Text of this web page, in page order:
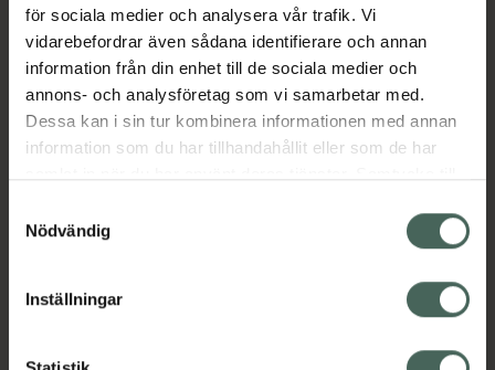
för sociala medier och analysera vår trafik. Vi
vidarebefordrar även sådana identifierare och annan
information från din enhet till de sociala medier och
annons- och analysföretag som vi samarbetar med.
Dessa kan i sin tur kombinera informationen med annan
information som du har tillhandahållit eller som de har
återkalla ditt samtycke via webbplatsens
cookieinställningar. Ett återkallat samtycke påverkar inte
lagligheten av behandling som skett innan återkallelsen.
Nödvändig
Inställningar
Läs alltid bipacksedeln innan
användning.
EAN:
07046263793511